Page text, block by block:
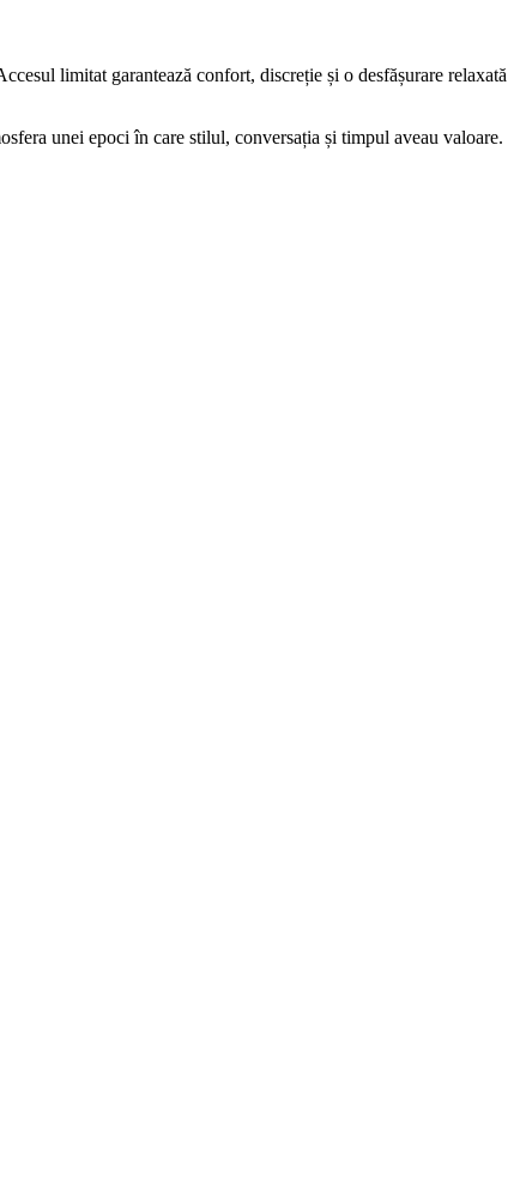
limitat garantează confort, discreție și o desfășurare relaxată
unei epoci în care stilul, conversația și timpul aveau valoare.